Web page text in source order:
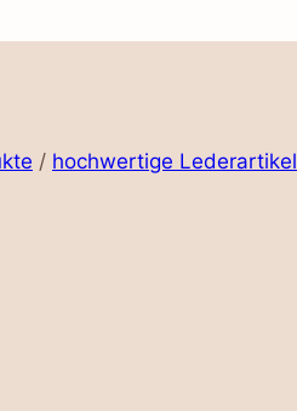
/ hochwertige Lederartikel